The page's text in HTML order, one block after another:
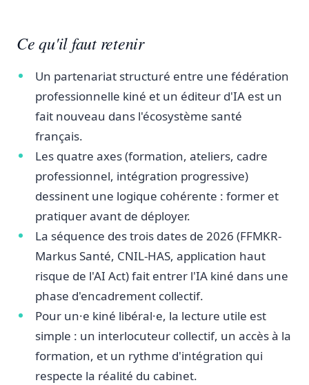
Ce qu'il faut retenir
Un partenariat structuré entre une fédération
professionnelle kiné et un éditeur d'IA est un
fait nouveau dans l'écosystème santé
français.
Les quatre axes (formation, ateliers, cadre
professionnel, intégration progressive)
dessinent une logique cohérente : former et
pratiquer avant de déployer.
La séquence des trois dates de 2026 (FFMKR-
Markus Santé, CNIL-HAS, application haut
risque de l'AI Act) fait entrer l'IA kiné dans une
phase d'encadrement collectif.
Pour un·e kiné libéral·e, la lecture utile est
simple : un interlocuteur collectif, un accès à la
formation, et un rythme d'intégration qui
respecte la réalité du cabinet.